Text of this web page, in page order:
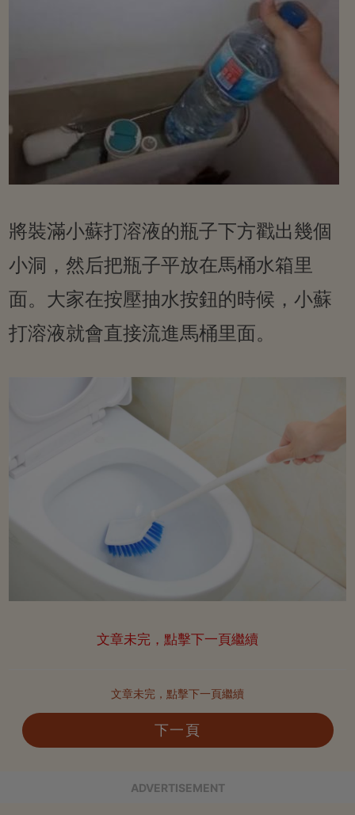
將裝滿小蘇打溶液的瓶子下方戳出幾個
小洞，然后把瓶子平放在馬桶水箱里
面。大家在按壓抽水按鈕的時候，小蘇
打溶液就會直接流進馬桶里面。
文章未完，點擊下一頁繼續
文章未完，點擊下一頁繼續
下一頁
ADVERTISEMENT